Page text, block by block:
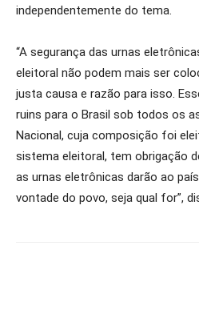
independentemente do tema.
“A segurança das urnas
eleitoral não podem mais ser
justa causa e razão para isso.
ruins para o Brasil sob todos os
Nacional, cuja composição foi
sistema eleitoral, tem obrigação
as urnas eletrônicas darão ao
vontade do povo, seja qual for”,